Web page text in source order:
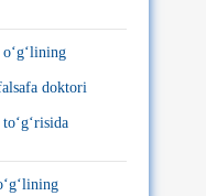
doktori